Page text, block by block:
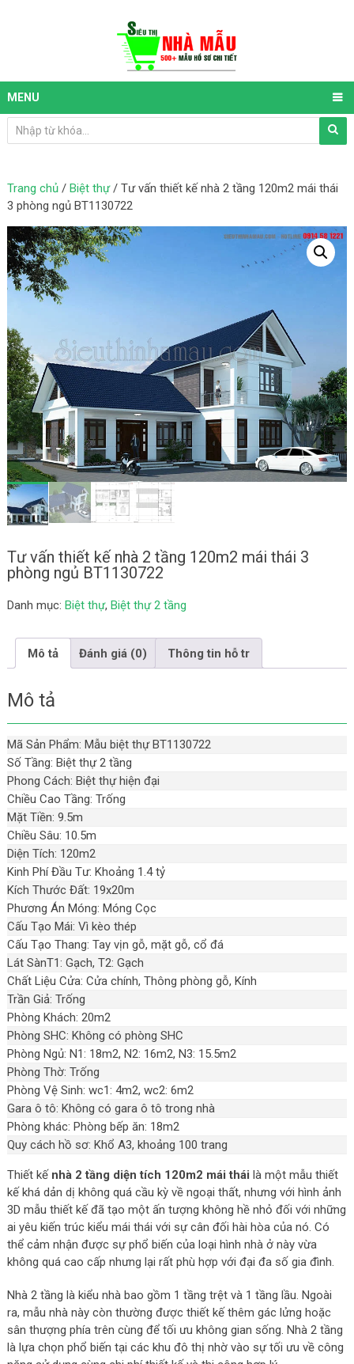
MENU
Trang chủ/ Biệt thự/ Tư vấn thiết kế nhà 2 tầng 120m2 mái thái
3 phòng ngủ BT1130722
Tư vấn thiết kế nhà 2 tầng 120m2 mái thái 3
phòng ngủ BT1130722
Danh mục: Biệt thự, Biệt thự 2 tầng
Mô tả Đánh giá (0) Thông tin hỗ tr
Mô tả
Mã Sản Phẩm: Mẫu biệt thự BT1130722
Số Tầng: Biệt thự 2 tầng
Phong Cách: Biệt thự hiện đại
Chiều Cao Tầng: Trống
Mặt Tiền: 9.5m
Chiều Sâu: 10.5m
Diện Tích: 120m2
Kinh Phí Đầu Tư: Khoảng 1.4 tỷ
Kích Thước Đất: 19x20m
Phương Án Móng: Móng Cọc
Cấu Tạo Mái: Vì kèo thép
Cấu Tạo Thang: Tay vịn gỗ, mặt gỗ, cổ đá
Lát SànT1: Gạch, T2: Gạch
Chất Liệu Cửa: Cửa chính, Thông phòng gỗ, Kính
Trần Giả: Trống
Phòng Khách: 20m2
Phòng SHC: Không có phòng SHC
Phòng Ngủ: N1: 18m2, N2: 16m2, N3: 15.5m2
Phòng Thờ: Trống
Phòng Vệ Sinh: wc1: 4m2, wc2: 6m2
Gara ô tô: Không có gara ô tô trong nhà
Phòng khác: Phòng bếp ăn: 18m2
Quy cách hồ sơ: Khổ A3, khoảng 100 trang
Thiết kế nhà 2 tầng diện tích 120m2 mái thái là một mẫu thiết
kế khá dản dị không quá cầu kỳ về ngoại thất, nhưng với hình ảnh
3D mẫu thiết kế đã tạo một ấn tượng không hề nhỏ đối với những
ai yêu kiến trúc kiểu mái thái với sự cân đối hài hòa của nó. Có
thể cảm nhận được sự phổ biến của loại hình nhà ở này vừa
không quá cao cấp nhưng lại rất phù hợp với đại đa số gia đình.
Nhà 2 tầng là kiểu nhà bao gồm 1 tầng trệt và 1 tầng lầu. Ngoài
ra, mẫu nhà này còn thường được thiết kế thêm gác lửng hoặc
sân thượng phía trên cùng để tối ưu không gian sống. Nhà 2 tầng
là lựa chọn phổ biến tại các khu đô thị nhờ vào sự tối ưu về công